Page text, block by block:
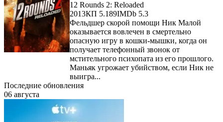
12 Rounds 2: Reloaded
2013КП 5.189IMDb 5.3
Фельдшер скорой помощи Ник Малой
оказывается вовлечен в смертельно
опасную игру в кошки-мышки, когда он
получает телефонный звонок от
мстительного психопата из его прошлого.
Маньяк угрожает убийством, если Ник не
выигра...
Последние обновления
06 августа